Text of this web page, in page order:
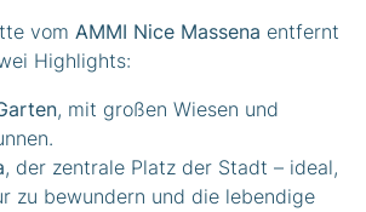
vom AMMI Nice Massena entfernt
Highlights:
, mit großen Wiesen und
, der zentrale Platz der Stadt – ideal,
zu bewundern und die lebendige